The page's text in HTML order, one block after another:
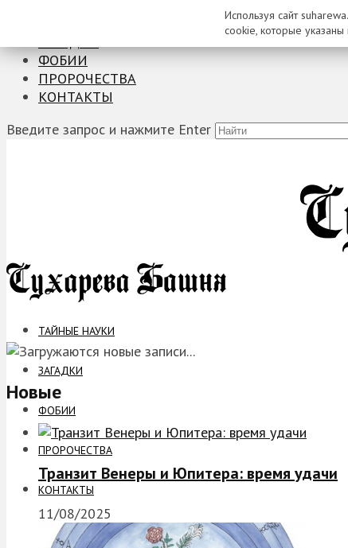
ФОБИИ
ПРОРОЧЕСТВА
КОНТАКТЫ
Введите запрос и нажмите Enter
ТАЙНЫЕ НАУКИ
ЗАГАДКИ
ФОБИИ
ПРОРОЧЕСТВА
КОНТАКТЫ
Новые
Транзит Венеры и Юпитера: время удачи
11/08/2025
Используя сайт
cookie, которые указаны